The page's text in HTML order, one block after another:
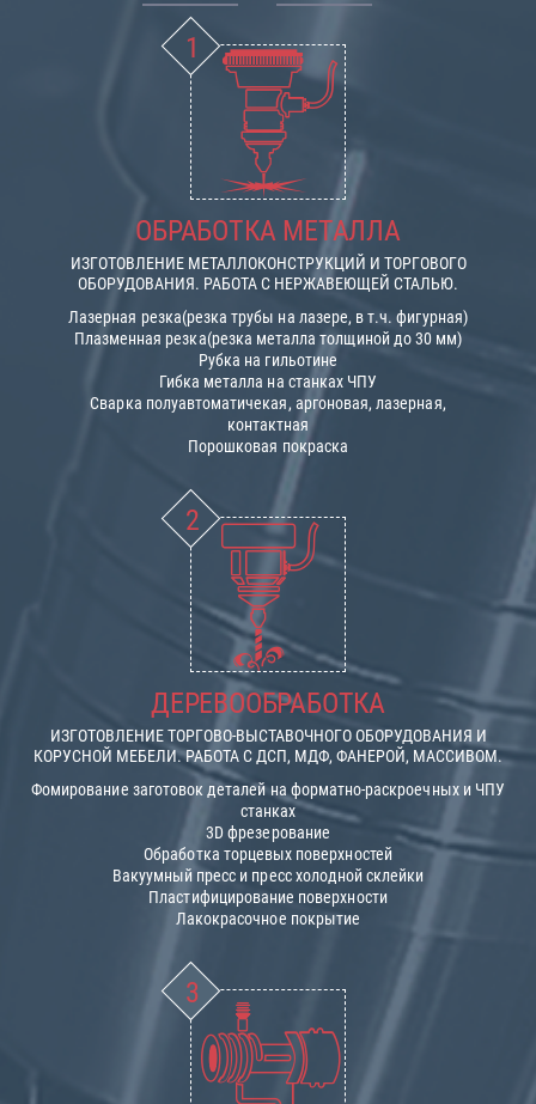
ОБРАБОТКА МЕТАЛЛА
ИЗГОТОВЛЕНИЕ МЕТАЛЛОКОНСТРУКЦИЙ И ТОРГОВОГО
ОБОРУДОВАНИЯ. РАБОТА С НЕРЖАВЕЮЩЕЙ СТАЛЬЮ.
Лазерная резка(резка трубы на лазере, в т.ч. фигурная)
Плазменная резка(резка металла толщиной до 30 мм)
Рубка на гильотине
Гибка металла на станках ЧПУ
Сварка полуавтоматичекая, аргоновая, лазерная,
контактная
Порошковая покраска
ДЕРЕВООБРАБОТКА
ИЗГОТОВЛЕНИЕ ТОРГОВО-ВЫСТАВОЧНОГО ОБОРУДОВАНИЯ И
КОРУСНОЙ МЕБЕЛИ. РАБОТА С ДСП, МДФ, ФАНЕРОЙ, МАССИВОМ.
Фомирование заготовок деталей на форматно-раскроечных и ЧПУ
станках
3D фрезерование
Обработка торцевых поверхностей
Вакуумный пресс и пресс холодной склейки
Пластифицирование поверхности
Лакокрасочное покрытие